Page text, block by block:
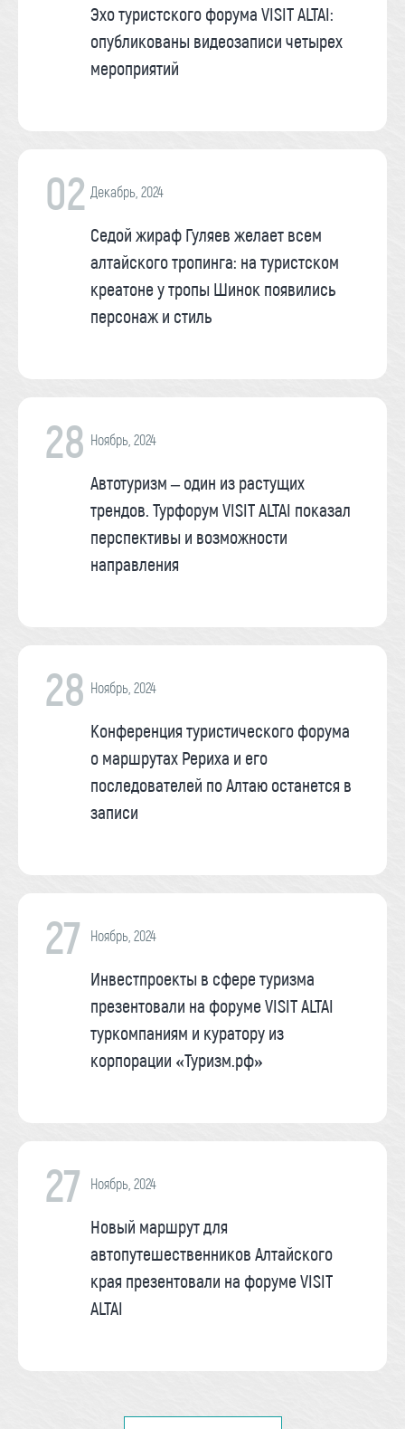
Эхо туристского форума VISIT ALTAI:
опубликованы видеозаписи четырех
мероприятий
02 Декабрь, 2024
Седой жираф Гуляев желает всем
алтайского тропинга: на туристском
креатоне у тропы Шинок появились
персонаж и стиль
28 Ноябрь, 2024
Автотуризм – один из растущих
трендов. Турфорум VISIT ALTAI показал
перспективы и возможности
направления
28 Ноябрь, 2024
Конференция туристического форума
о маршрутах Рериха и его
последователей по Алтаю останется в
записи
27 Ноябрь, 2024
Инвестпроекты в сфере туризма
презентовали на форуме VISIT ALTAI
туркомпаниям и куратору из
корпорации «Туризм.рф»
27 Ноябрь, 2024
Новый маршрут для
автопутешественников Алтайского
края презентовали на форуме VISIT
ALTAI